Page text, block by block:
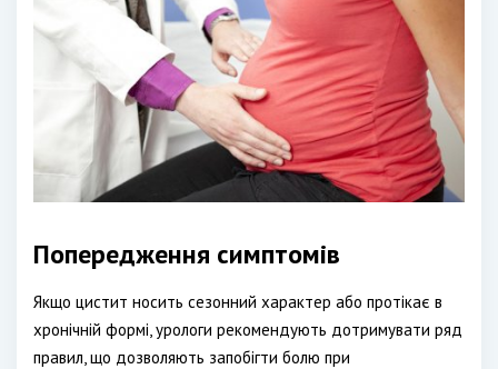
Попередження симптомів
Якщо цистит носить сезонний характер або протікає в
хронічній формі, урологи рекомендують дотримувати ряд
правил, що дозволяють запобігти болю при